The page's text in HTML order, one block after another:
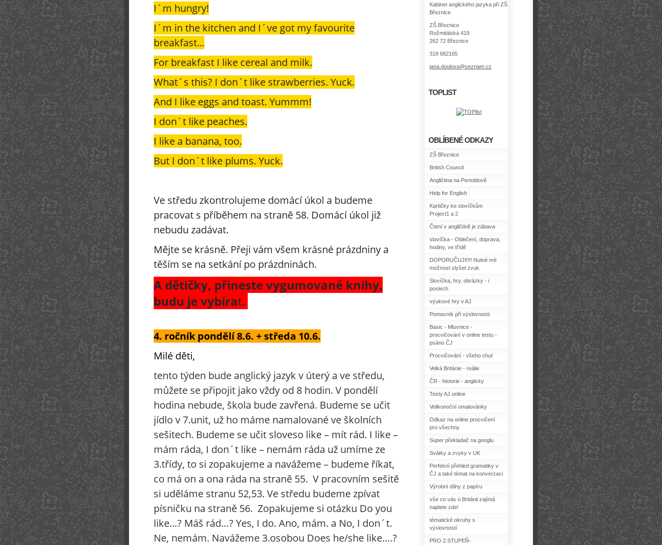
I´m hungry!
I´m in the kitchen and I´ve got my favourite
breakfast...
For breakfast I like cereal and milk.
What´s this? I don´t like strawberries. Yuck.
And I like eggs and toast. Yummm!
I don´t like peaches.
I like a banana, too.
But I don´t like plums. Yuck.
Ve středu zkontrolujeme domácí úkol a budeme
pracovat s příběhem na straně 58. Domácí úkol již
nebudu zadávat.
Mějte se krásně. Přeji vám všem krásné prázdniny a
těším se na setkání po prázdninách.
A dětičky, přineste vygumované knihy,
budu je vybírat.
4. ročník pondělí 8.6. + středa 10.6.
Milé děti,
tento týden bude anglický jazyk v úterý a ve středu,
můžete se připojit jako vždy od 8 hodin. V pondělí
hodina nebude, škola bude zavřená. Budeme se učit
jídlo v 7.unit, už ho máme namalované ve školních
sešitech. Budeme se učit sloveso like – mít rád. I like –
mám ráda, I don´t like – nemám ráda už umíme ze
3.třídy, to si zopakujeme a navážeme – budeme říkat,
co má on a ona ráda na straně 55. V pracovním sešitě
si uděláme stranu 52,53. Ve středu budeme zpívat
písničku na straně 56. Zopakujeme si otázku Do you
like…? Máš rád…? Yes, I do. Ano, mám. a No, I don´t.
Ne, nemám. Navážeme 3.osobou Does he/she like….?
Kabinet anglického jazyka při ZŠ
Březnice
ZŠ Březnice
Rožmitálská 419
262 72 Březnice
318 682165
jana.doulova@seznam.cz
TOPLIST
OBLÍBENÉ ODKAZY
ZŠ Březnice
British Council
Angličtina na Pertoldově
Help for English
Kartičky ke slovíčkům
Project1 a 2
Čtení v angličtině je zábava
slovíčka - Oblečení, doprava,
hodiny, ve třídě
DOPORUČUJI!!!! Nutné mít
možnost slyšet zvuk
Slovíčka, hry, obrázky - i
poslech
výukové hry v AJ
Pomocník při výslovnosti
Basic - Mluvnice -
procvičování v online testu -
psáno ČJ
Procvičování - všeho chuť
Velká Británie - reálie
ČR - historie - anglicky
Testy AJ online
Velikonoční omalovánky
Odkaz na online procvičení
pro všechny
Super překladač na googlu
Svátky a zvyky v UK
Perfekní přehled gramatiky v
ČJ a také témat na konverzaci
Výrobní dílny z papíru
vše co vás o Británii zajímá
najdete zde!
tématické okruhy s
výslovností
PRO 2.STUPEŇ-